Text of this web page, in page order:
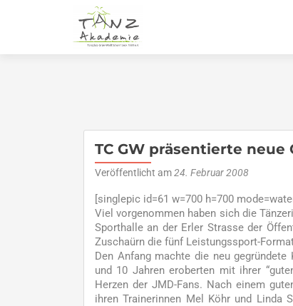
TC GW präsentierte neue
Veröffentlicht am24. Februar 2008
[singlepic id=61 w=700 h=700
Viel vorgenommen haben sich die
Sporthalle an der Erler Strasse der
Zuschaürn die fünf Leistungssport-
Den Anfang machte die neu
und 10 Jahren eroberten mit ihrer
Herzen der JMD-Fans. Nach einem
ihren Trainerinnen Mel Köhr und Linda